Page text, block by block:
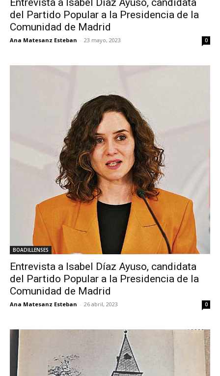
Entrevista a Isabel Díaz Ayuso, candidata
del Partido Popular a la Presidencia de la
Comunidad de Madrid
Ana Matesanz Esteban - 23 mayo, 2023 0
BOADILLENSES
Entrevista a Isabel Díaz Ayuso, candidata
del Partido Popular a la Presidencia de la
Comunidad de Madrid
Ana Matesanz Esteban - 26 abril, 2023 0